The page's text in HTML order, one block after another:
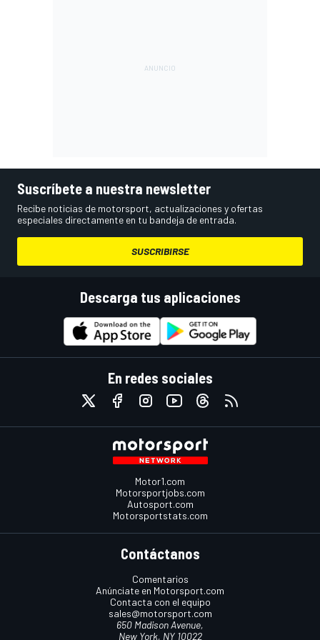
Suscríbete a nuestra newsletter
Recibe noticias de motorsport, actualizaciones y ofertas
especiales directamente en tu bandeja de entrada.
SUSCRIBIRSE
Descarga tus aplicaciones
En redes sociales
Motor1.com
Motorsportjobs.com
Autosport.com
Motorsportstats.com
Contáctanos
Comentarios
Anúnciate en Motorsport.com
Contacta con el equipo
sales@motorsport.com
650 Madison Avenue,
New York, NY 10022